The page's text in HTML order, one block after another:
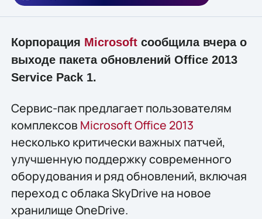
Корпорация Microsoftсообщила вчера о
выходе пакета обновлений Office 2013
Service Pack 1.
Сервис-пак предлагает пользователям
комплексов Microsoft Office 2013
несколько критически важных патчей,
улучшенную поддержку современного
оборудования и ряд обновлений, включая
переход с облака SkyDrive на новое
хранилище OneDrive.